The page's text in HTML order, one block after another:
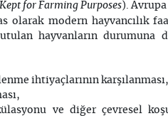
for Farming Purposes).
olarak modern hayvancılık
hayvanların durumuna
ihtiyaçlarının karşılanması,
ve diğer çevresel